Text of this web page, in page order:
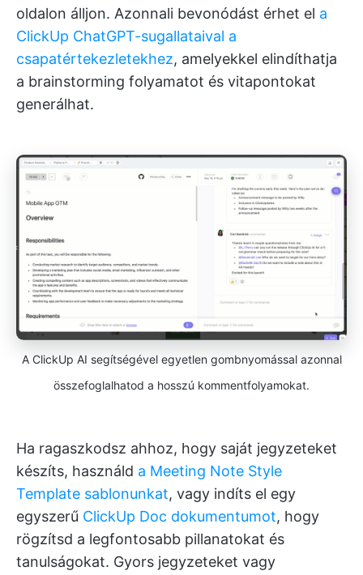
oldalon álljon. Azonnali bevonódást érhet el a
ClickUp ChatGPT-sugallataival a
csapatértekezletekhez, amelyekkel elindíthatja
a brainstorming folyamatot és vitapontokat
generálhat.
A ClickUp AI segítségével egyetlen gombnyomással azonnal
összefoglalhatod a hosszú kommentfolyamokat.
Ha ragaszkodsz ahhoz, hogy saját jegyzeteket
készíts, használd a Meeting Note Style
Template sablonunkat, vagy indíts el egy
egyszerű ClickUp Doc dokumentumot, hogy
rögzítsd a legfontosabb pillanatokat és
tanulságokat. Gyors jegyzeteket vagy